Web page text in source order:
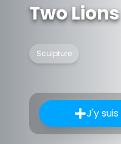
Two Lions
Sculpture
J'y